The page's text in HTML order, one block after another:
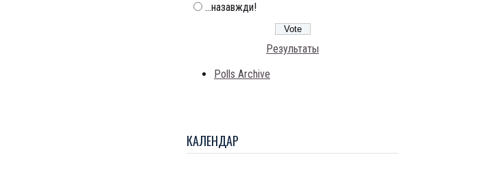
...назавжди!
Результаты
Polls Archive
КАЛЕНДАР